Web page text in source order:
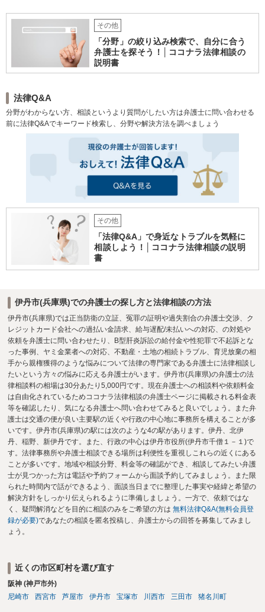
頼者の場合、破産によるデメリット（例えば、手放したくない財産がある、
資格を失う）は特にありませんでした。 そこで、私からは、 ・任意整理の場
合、病気や冠婚葬祭などで急な出費が必要になっても対応できない。 ・ま
た、毎月の生活を相当切り詰める必要があるので、精神的にもツラくなって
しまうおそれがある。 ・依頼者の「きちんと返済したい」という気持ちは尊
重するが、債務整理を依頼者自身の「人生の再起」と捉えた場合、返済資金
うことを決断されました。 【コメント】 この依頼者の場合は、上記のとおり
ことにしました。 しかし、事情によっては任意整理がベストの場合も当然あ
ります。 ご相談に来られる依頼者さまのご事情によって、何がベストかを常
その他
「分野」の絞り込み検索で、自分に合う
弁護士を探そう！│ココナラ法律相談の
説明書
法律Q&A
分野がわからない方、相談というより質問がしたい方は弁護士に問い合わせる
前に法律Q&Aでキーワード検索し、分野や解決方法を調べましょう
その他
「法律Q&A」で身近なトラブルを気軽に
相談しよう！│ココナラ法律相談の説明
書
伊丹市(兵庫県)での弁護士の探し方と法律相談の方法
伊丹市(兵庫県)では正当防衛の立証、冤罪の証明や過失割合の弁護士交渉、ク
レジットカード会社への過払い金請求、給与遅配/未払いへの対応、の対処や
依頼を弁護士に問い合わせたり、B型肝炎訴訟の給付金や性犯罪で不起訴とな
った事例、ヤミ金業者への対応、不動産・土地の相続トラブル、育児放棄の相
手から親権獲得のような悩みについて法律の専門家である弁護士に法律相談し
たいという方々の悩みに応える弁護士がいます。伊丹市(兵庫県)の弁護士の法
律相談料の相場は30分あたり5,000円です。現在弁護士への相談料や依頼料金
は自由化されているためココナラ法律相談の弁護士ページに掲載される料金表
等を確認したり、気になる弁護士へ問い合わせてみると良いでしょう。また弁
護士は交通の便が良い主要駅の近くや行政の中心地に事務所を構えることが多
いです。伊丹市(兵庫県)の駅には次のような4の駅があります。伊丹、北伊
丹、稲野、新伊丹です。また、行政の中心は伊丹市役所(伊丹市千僧１－１)で
す。法律事務所や弁護士相談できる場所は利便性を重視しこれらの近くにある
ことが多いです。地域や相談分野、料金等の確認ができ、相談してみたい弁護
士が見つかった方は電話や予約フォームから面談予約してみましょう。また限
られた時間内で話ができるよう、面談当日までに整理した事実や経緯と希望の
解決方針をしっかり伝えられるように準備しましょう。一方で、依頼ではな
く、疑問解消などを目的に相談のみをご希望の方は 無料法律Q&A(無料会員登
録が必要)であなたの相談を匿名投稿し、弁護士からの回答を募集してみまし
ょう。
近くの市区町村を選び直す
阪神 (神戸市外)
尼崎市
西宮市 芦屋市 伊丹市 宝塚市 川西市 三田市 猪名川町